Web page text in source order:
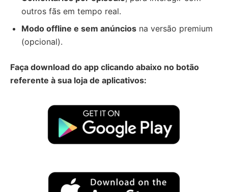
outros fãs em tempo real.
Modo offline e sem anúncios na versão premium
(opcional).
Faça download do app clicando abaixo no botão
referente à sua loja de aplicativos: